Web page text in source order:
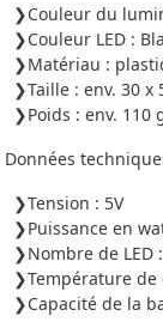
Couleur du
Couleur LED :
Matériau :
Taille : env. 30 x
Poids : env. 110
Données
Tension : 5V
Puissance en
Nombre de LED
Température
Capacité de la